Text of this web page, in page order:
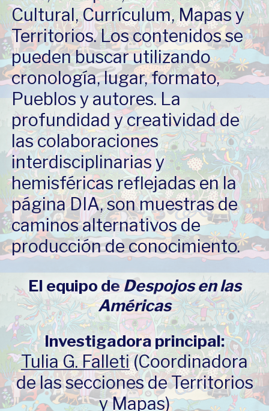
Cultural, Currículum, Mapas y
Territorios. Los contenidos se
pueden buscar utilizando
cronología, lugar, formato,
Pueblos y autores. La
profundidad y creatividad de
las colaboraciones
interdisciplinarias y
hemisféricas reflejadas en la
página DIA, son muestras de
caminos alternativos de
producción de conocimiento.
El equipo deDespojos en las
Américas
Investigadora principal:
Tulia G. Falleti(Coordinadora
de las secciones de Territorios
y Mapas)